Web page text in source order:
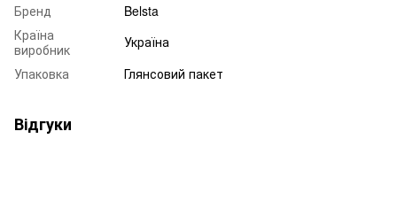
Бренд
Belsta
Країна
виробник
Україна
Упаковка
Глянсовий пакет
Відгуки